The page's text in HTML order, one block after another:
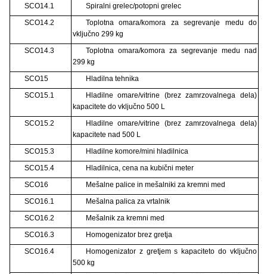
SCO14.1
Spiralni grelec/potopni grelec
SCO14.2
Toplotna omara/komora za segrevanje medu do
vključno 299 kg
SCO14.3
Toplotna omara/komora za segrevanje medu nad
299 kg
SCO15
Hladilna tehnika
SCO15.1
Hladilne omare/vitrine (brez zamrzovalnega dela)
kapacitete do vključno 500 L
SCO15.2
Hladilne omare/vitrine (brez zamrzovalnega dela)
kapacitete nad 500 L
SCO15.3
Hladilne komore/mini hladilnica
SCO15.4
Hladilnica, cena na kubični meter
SCO16
Mešalne palice in mešalniki za kremni med
SCO16.1
Mešalna palica za vrtalnik
SCO16.2
Mešalnik za kremni med
SCO16.3
Homogenizator brez gretja
SCO16.4
Homogenizator z gretjem s kapaciteto do vključno
500 kg